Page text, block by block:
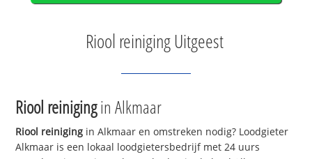
Riool reiniging Uitgeest
Riool reinigingin Alkmaar
Riool reiniging in Alkmaar en omstreken nodig? Loodgieter
Alkmaar is een lokaal loodgietersbedrijf met 24 uurs